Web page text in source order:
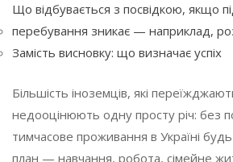
Що відбувається з посвідкою, якщо
перебування зникає — наприклад,
Замість висновку: що визначає успіх
Більшість іноземців, які
недооцінюють одну просту річ: без
тимчасове проживання в Україні
план — навчання, робота, сімейне